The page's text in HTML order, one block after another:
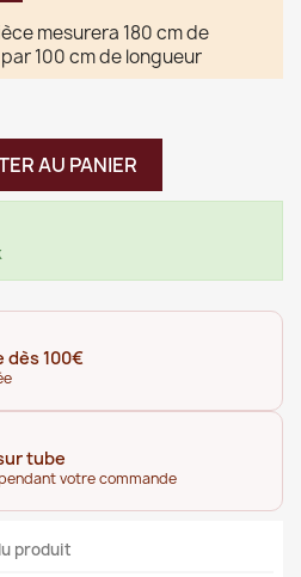
mesurera 180 cm de
100 cm de longueur
AU PANIER
dès 100€
tube
votre commande
produit